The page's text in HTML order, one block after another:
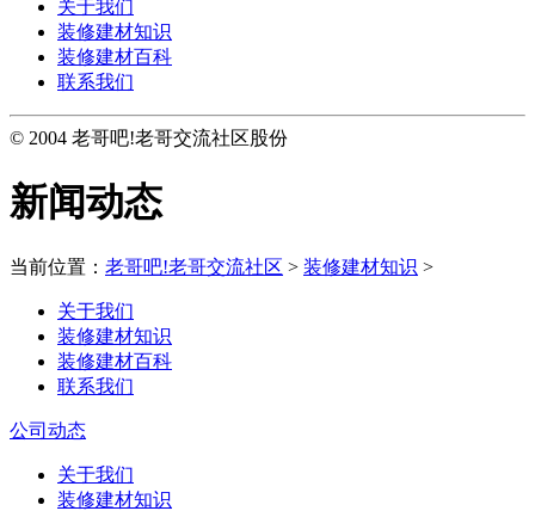
关于我们
装修建材知识
装修建材百科
联系我们
© 2004 老哥吧!老哥交流社区股份
新闻动态
当前位置： 老哥吧!老哥交流社区 > 装修建材知识 >
关于我们
装修建材知识
装修建材百科
联系我们
公司动态
关于我们
装修建材知识